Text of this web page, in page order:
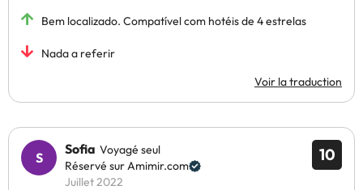
Bem localizado. Compatível com hotéis de 4 estrelas
Nada a referir
Voir la traduction
10
Sofia Voyagé seul
Réservé sur Amimir.com
Juillet 2022